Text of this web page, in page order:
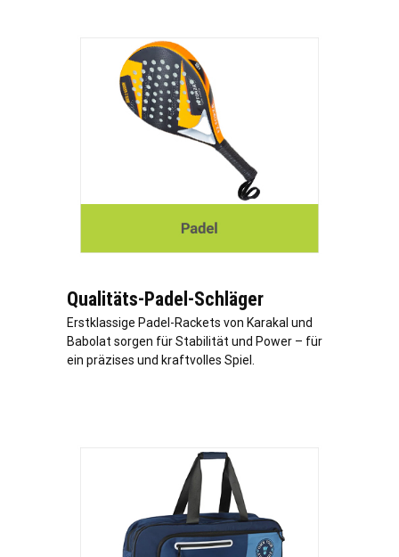
Qualitäts-Padel-Schläger
Erstklassige Padel-Rackets von Karakal und
Babolat sorgen für Stabilität und Power – für
ein präzises und kraftvolles Spiel.